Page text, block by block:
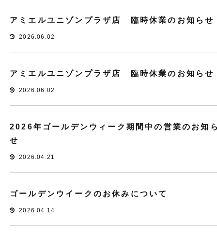
アミエルユニゾンプラザ店 臨時休業のお知らせ
2026.06.02
アミエルユニゾンプラザ店 臨時休業のお知らせ
2026.06.02
2026年ゴールデンウィーク期間中の営業のお知
せ
2026.04.21
ゴールデンウイークのお休みについて
2026.04.14